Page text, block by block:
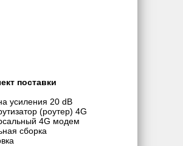
поставки
усиления 20 dB
(роутер) 4G
4G модем
сборка